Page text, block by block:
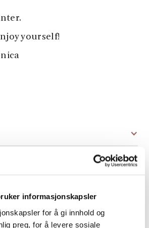
informasjonskapsler
for å gi innhold og
preg, for å levere sosiale
yourself!